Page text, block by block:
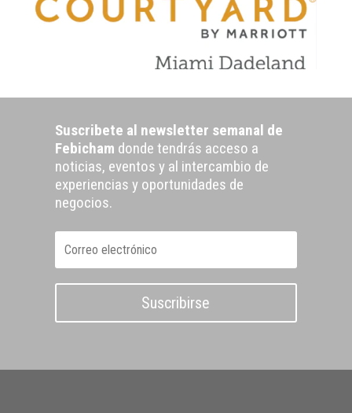
Suscribete al newsletter semanal de
Febicham donde tendrás acceso a
noticias, eventos y al intercambio de
experiencias y oportunidades de
negocios.
Suscribirse